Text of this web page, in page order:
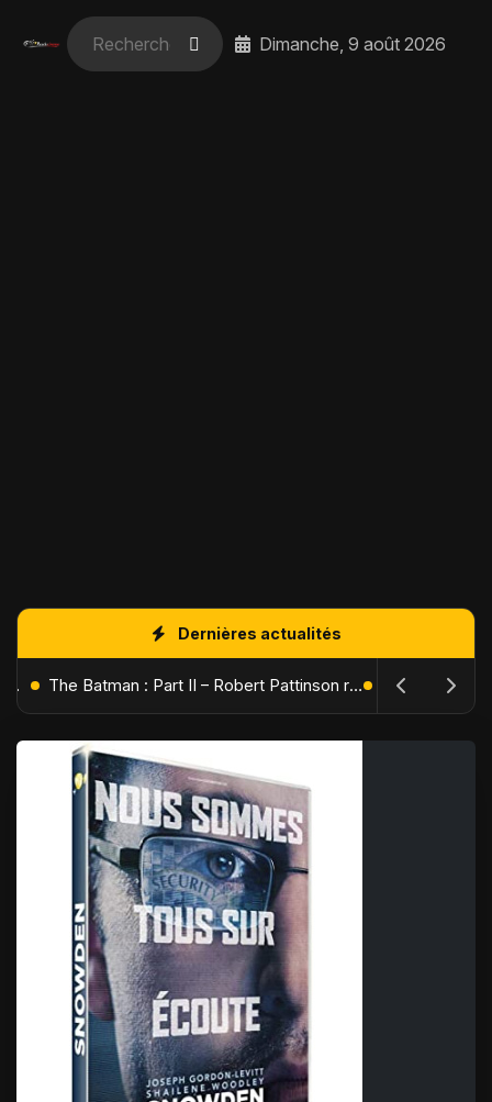
Dimanche, 9 août 2026
Dernières actualités
L'Âge de Glace : Le Réveil du Volcan – Manny, Sid et Diego de retour pour une aventure explosive The Batman : Part II – Robert Pattinson replonge dans les ténèbres de Gotham dès octobre 2027